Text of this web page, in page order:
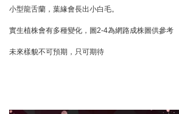
小型龍舌蘭，葉緣會長出小白毛。
實生植株會有多種變化，圖2-4為網路成株圖供參考
未來樣貌不可預期，只可期待